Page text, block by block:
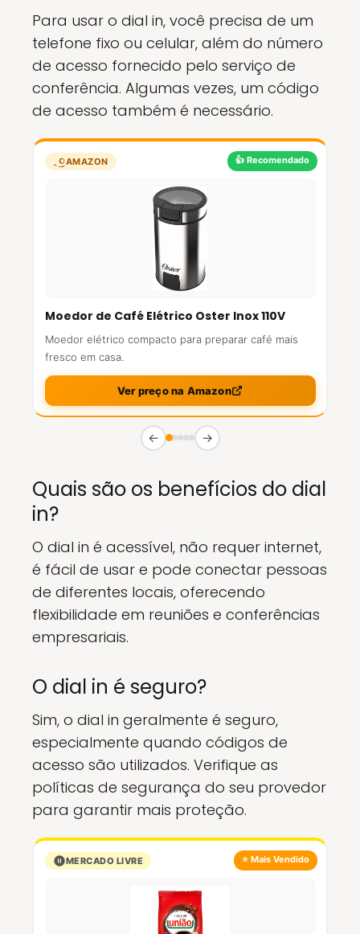
Para usar o dial in, você precisa de um
telefone fixo ou celular, além do número
de acesso fornecido pelo serviço de
conferência. Algumas vezes, um código
de acesso também é necessário.
👍 Recomendado
AMAZON
Moedor de Café Elétrico Oster Inox 110V
Moedor elétrico compacto para preparar café mais
fresco em casa.
Ver preço na Amazon
← →
Quais são os benefícios do dial
in?
O dial in é acessível, não requer internet,
é fácil de usar e pode conectar pessoas
de diferentes locais, oferecendo
flexibilidade em reuniões e conferências
empresariais.
O dial in é seguro?
Sim, o dial in geralmente é seguro,
especialmente quando códigos de
acesso são utilizados. Verifique as
políticas de segurança do seu provedor
para garantir mais proteção.
⭐ Mais Vendido
MERCADO LIVRE